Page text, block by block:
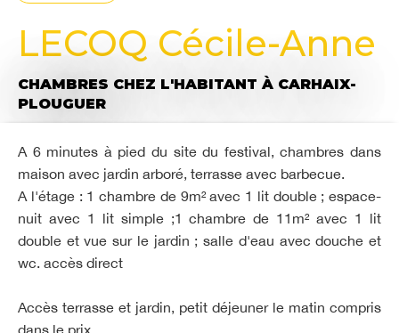
LECOQ Cécile-Anne
CHAMBRES CHEZ L'HABITANT À CARHAIX-
PLOUGUER
A 6 minutes à pied du site du festival, chambres dans
maison avec jardin arboré, terrasse avec barbecue.
A l'étage : 1 chambre de 9m² avec 1 lit double ; espace-
nuit avec 1 lit simple ;1 chambre de 11m² avec 1 lit
double et vue sur le jardin ; salle d'eau avec douche et
wc. accès direct
Accès terrasse et jardin, petit déjeuner le matin compris
dans le prix.